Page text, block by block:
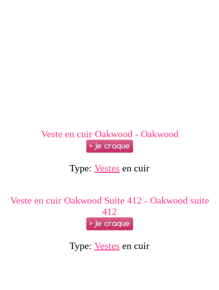
Veste en cuir Oakwood - Oakwood
Type: Vestes en cuir
Veste en cuir Oakwood Suite 412 - Oakwood suite
412
Type: Vestes en cuir